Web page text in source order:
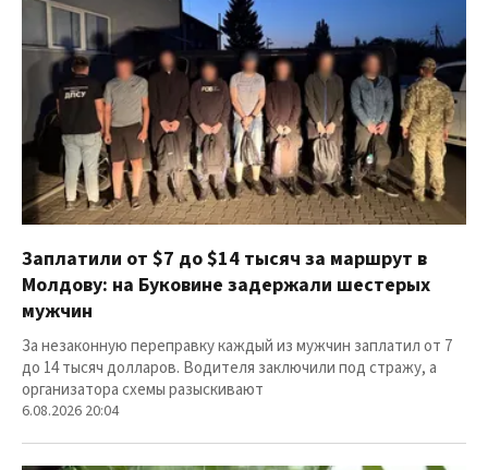
Заплатили от $7 до $14 тысяч за маршрут в
Молдову: на Буковине задержали шестерых
мужчин
За незаконную переправку каждый из мужчин заплатил от 7
до 14 тысяч долларов. Водителя заключили под стражу, а
организатора схемы разыскивают
6.08.2026 20:04